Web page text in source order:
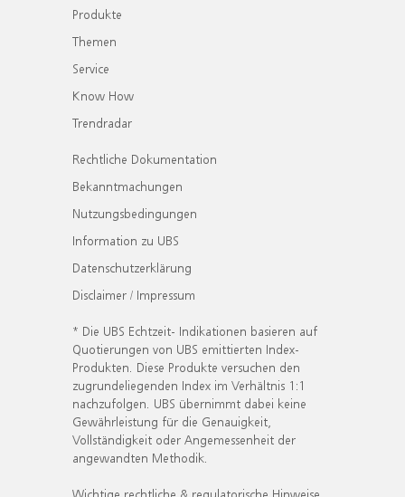
Produkte
Themen
Service
Know How
Trendradar
Rechtliche Dokumentation
Bekanntmachungen
Nutzungsbedingungen
Information zu UBS
Datenschutzerklärung
Disclaimer / Impressum
* Die UBS Echtzeit- Indikationen basieren auf
Quotierungen von UBS emittierten Index-
Produkten. Diese Produkte versuchen den
zugrundeliegenden Index im Verhältnis 1:1
nachzufolgen. UBS übernimmt dabei keine
Gewährleistung für die Genauigkeit,
Vollständigkeit oder Angemessenheit der
angewandten Methodik.